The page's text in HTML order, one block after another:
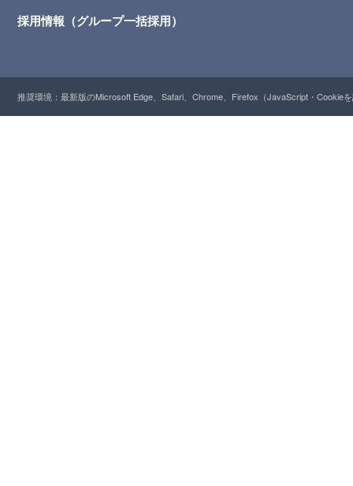
採用情報（グループ一括採用）
推奨環境：最新版のMicrosoft Edge、Safari、Chrome、Firefox（JavaScript・Cookie